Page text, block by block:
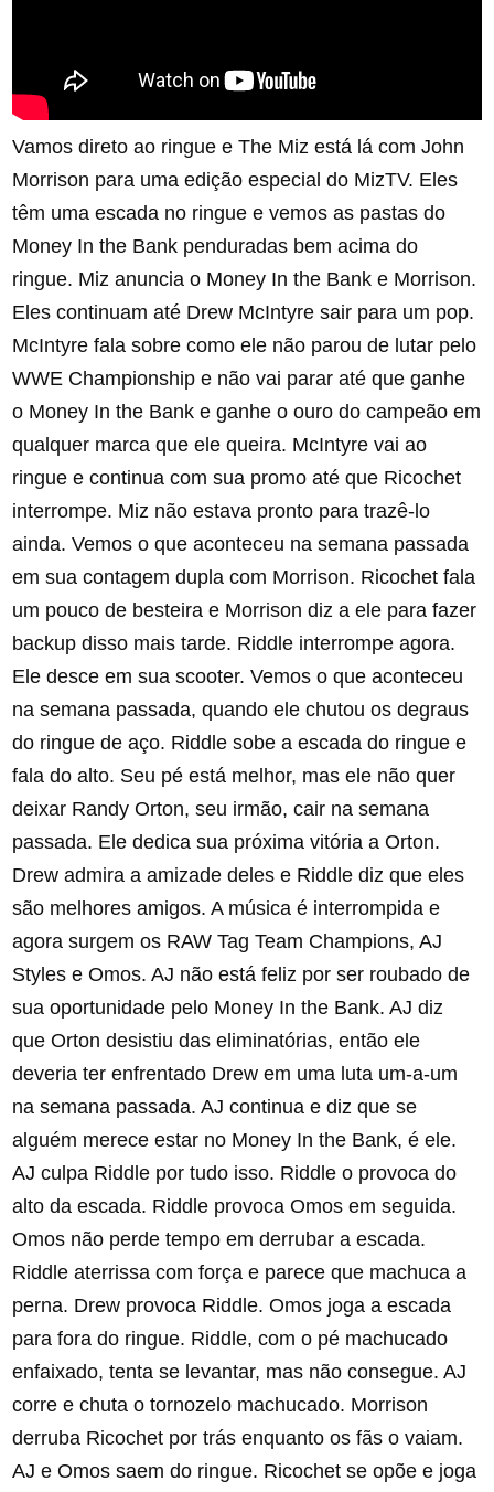
Vamos direto ao ringue e The Miz está lá com John
Morrison para uma edição especial do MizTV. Eles
têm uma escada no ringue e vemos as pastas do
Money In the Bank penduradas bem acima do
ringue. Miz anuncia o Money In the Bank e Morrison.
Eles continuam até Drew McIntyre sair para um pop.
McIntyre fala sobre como ele não parou de lutar pelo
WWE Championship e não vai parar até que ganhe
o Money In the Bank e ganhe o ouro do campeão em
qualquer marca que ele queira. McIntyre vai ao
ringue e continua com sua promo até que Ricochet
interrompe. Miz não estava pronto para trazê-lo
ainda. Vemos o que aconteceu na semana passada
em sua contagem dupla com Morrison. Ricochet fala
um pouco de besteira e Morrison diz a ele para fazer
backup disso mais tarde. Riddle interrompe agora.
Ele desce em sua scooter. Vemos o que aconteceu
na semana passada, quando ele chutou os degraus
do ringue de aço. Riddle sobe a escada do ringue e
fala do alto. Seu pé está melhor, mas ele não quer
deixar Randy Orton, seu irmão, cair na semana
passada. Ele dedica sua próxima vitória a Orton.
Drew admira a amizade deles e Riddle diz que eles
são melhores amigos. A música é interrompida e
agora surgem os RAW Tag Team Champions, AJ
Styles e Omos. AJ não está feliz por ser roubado de
sua oportunidade pelo Money In the Bank. AJ diz
que Orton desistiu das eliminatórias, então ele
deveria ter enfrentado Drew em uma luta um-a-um
na semana passada. AJ continua e diz que se
alguém merece estar no Money In the Bank, é ele.
AJ culpa Riddle por tudo isso. Riddle o provoca do
alto da escada. Riddle provoca Omos em seguida.
Omos não perde tempo em derrubar a escada.
Riddle aterrissa com força e parece que machuca a
perna. Drew provoca Riddle. Omos joga a escada
para fora do ringue. Riddle, com o pé machucado
enfaixado, tenta se levantar, mas não consegue. AJ
corre e chuta o tornozelo machucado. Morrison
derruba Ricochet por trás enquanto os fãs o vaiam.
AJ e Omos saem do ringue. Ricochet se opõe e joga